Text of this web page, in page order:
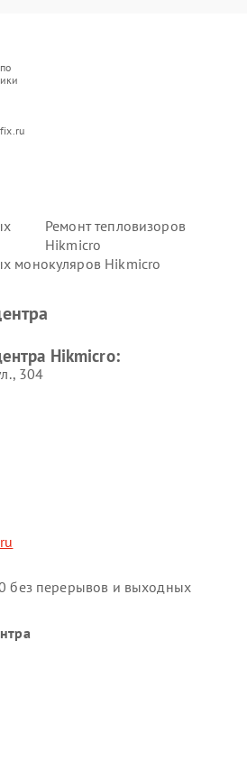
Ремонт тепловизоров
Hikmicro
монокуляров Hikmicro
Hikmicro:
304
без перерывов и выходных